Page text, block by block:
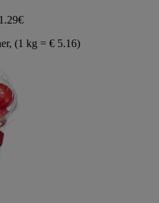
(1 kg = € 5.16)